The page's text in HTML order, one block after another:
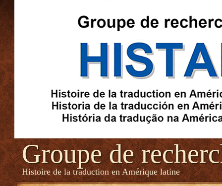
Groupe de
Histoire de la traduction en Amérique latine